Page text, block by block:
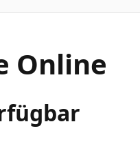
Online